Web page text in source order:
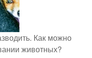
Как можно
животных?